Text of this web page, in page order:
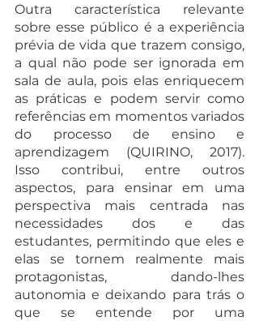
Outra característica relevante
sobre esse público é a experiência
prévia de vida que trazem consigo,
a qual não pode ser ignorada em
sala de aula, pois elas enriquecem
as práticas e podem servir como
referências em momentos variados
do processo de ensino e
aprendizagem (QUIRINO, 2017).
Isso contribui, entre outros
aspectos, para ensinar em uma
perspectiva mais centrada nas
necessidades dos e das
estudantes, permitindo que eles e
elas se tornem realmente mais
protagonistas, dando-lhes
autonomia e deixando para trás o
que se entende por uma